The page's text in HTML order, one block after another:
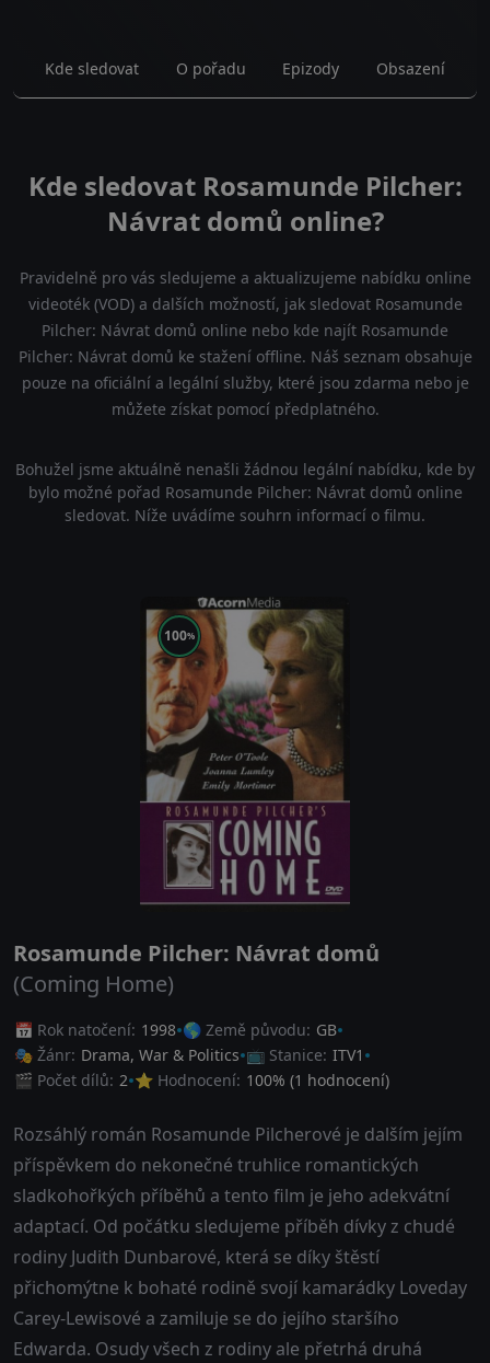
Kde sledovat O pořadu Epizody Obsazení
Kde sledovat Rosamunde Pilcher:
Návrat domů online?
Pravidelně pro vás sledujeme a aktualizujeme nabídku online
videoték (VOD) a dalších možností, jak sledovat Rosamunde
Pilcher: Návrat domů online nebo kde najít Rosamunde
Pilcher: Návrat domů ke stažení offline. Náš seznam obsahuje
pouze na oficiální a legální služby, které jsou zdarma nebo je
můžete získat pomocí předplatného.
Bohužel jsme aktuálně nenašli žádnou legální nabídku, kde by
bylo možné pořad Rosamunde Pilcher: Návrat domů online
sledovat. Níže uvádíme souhrn informací o filmu.
100%
Rosamunde Pilcher: Návrat domů
(Coming Home)
📅 Rok natočení: 1998 🌎 Země původu: GB
🎭 Žánr: Drama, War & Politics 📺 Stanice: ITV1
🎬 Počet dílů: 2 ⭐ Hodnocení: 100% (1 hodnocení)
Rozsáhlý román Rosamunde Pilcherové je dalším jejím
příspěvkem do nekonečné truhlice romantických
sladkohořkých příběhů a tento film je jeho adekvátní
adaptací. Od počátku sledujeme příběh dívky z chudé
rodiny Judith Dunbarové, která se díky štěstí
přichomýtne k bohaté rodině svojí kamarádky Loveday
Carey-Lewisové a zamiluje se do jejího staršího
Edwarda. Osudy všech z rodiny ale přetrhá druhá